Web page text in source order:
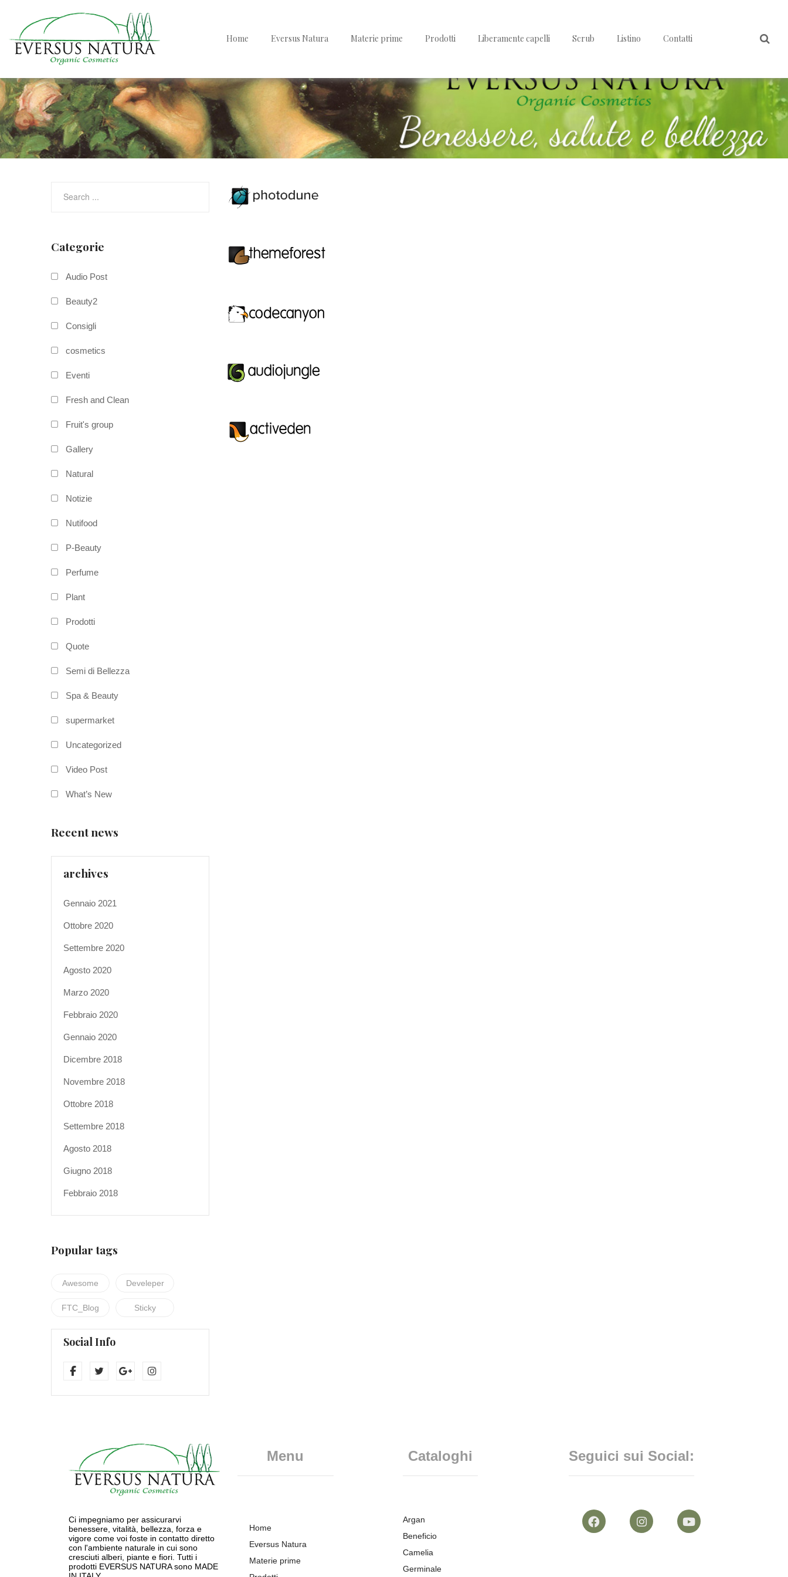
Home Eversus Natura Materie prime Prodotti Liberamente capelli Scrub Listino Contatti
Categorie
Audio Post
Beauty2
Consigli
cosmetics
Eventi
Fresh and Clean
Fruit's group
Gallery
Natural
Notizie
Nutifood
P-Beauty
Perfume
Plant
Prodotti
Quote
Semi di Bellezza
Spa & Beauty
supermarket
Uncategorized
Video Post
What’s New
Recent news
archives
Gennaio 2021
Ottobre 2020
Settembre 2020
Agosto 2020
Marzo 2020
Febbraio 2020
Gennaio 2020
Dicembre 2018
Novembre 2018
Ottobre 2018
Settembre 2018
Agosto 2018
Giugno 2018
Febbraio 2018
Popular tags
Awesome Develeper
FTC_Blog Sticky
Social Info
Ci impegniamo per assicurarvi
benessere, vitalità, bellezza, forza e
vigore come voi foste in contatto diretto
con l'ambiente naturale in cui sono
cresciuti alberi, piante e fiori. Tutti i
prodotti EVERSUS NATURA sono MADE
Menu
Home
Eversus Natura
Materie prime
Cataloghi
Argan
Beneficio
Camelia
Germinale
Seguici sui Social: